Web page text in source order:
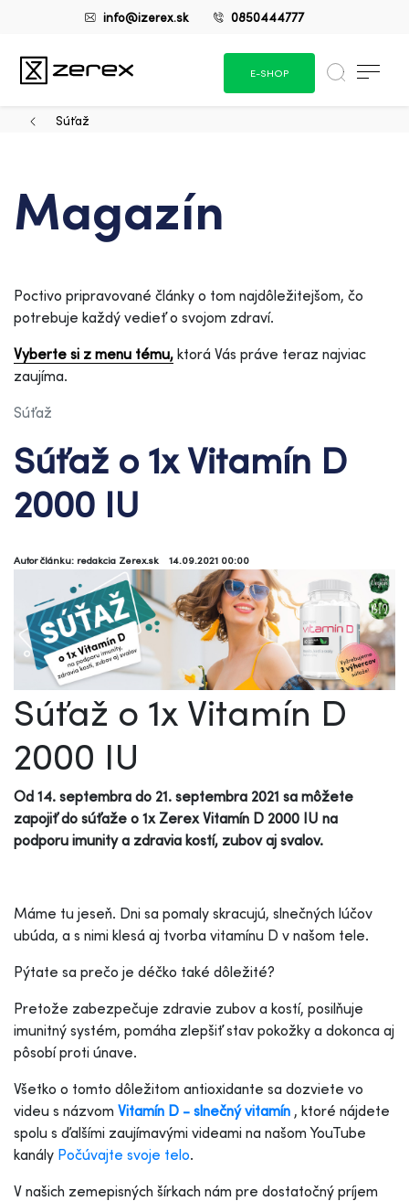
info@izerex.sk 0850444777
E-SHOP
Súťaž
Magazín
Poctivo pripravované články o tom najdôležitejšom, čo
potrebuje každý vedieť o svojom zdraví.
Vyberte si z menu tému, ktorá Vás práve teraz najviac
zaujíma.
Súťaž
Súťaž o 1x Vitamín D
2000 IU
Autor článku: redakcia Zerex.sk 14.09.2021 00:00
Súťaž o 1x Vitamín D
2000 IU
Od 14. septembra do 21. septembra 2021 sa môžete
zapojiť do súťaže o 1x Zerex Vitamín D 2000 IU na
podporu imunity a zdravia kostí, zubov aj svalov.
Máme tu jeseň. Dni sa pomaly skracujú, slnečných lúčov
ubúda, a s nimi klesá aj tvorba vitamínu D v našom tele.
Pýtate sa prečo je déčko také dôležité?
Pretože zabezpečuje zdravie zubov a kostí, posilňuje
imunitný systém, pomáha zlepšiť stav pokožky a dokonca aj
pôsobí proti únave.
Všetko o tomto dôležitom antioxidante sa dozviete vo
videu s názvom Vitamín D - slnečný vitamín , ktoré nájdete
spolu s ďalšími zaujímavými videami na našom YouTube
kanály Počúvajte svoje telo.
V našich zemepisných šírkach nám pre dostatočný príjem